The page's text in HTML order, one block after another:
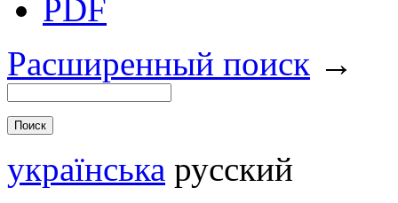
PDF
Расширенный поиск →
українська русский